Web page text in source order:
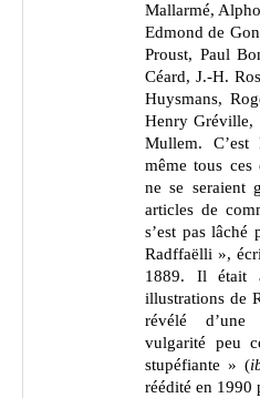
Mallarmé,
Edmond de
Proust, Paul
Céard, J.-H.
Huysmans,
Henry Gréville,
Mullem.
même tous
ne se seraient
articles de
s’est pas lâché
Radffaëlli »,
1889. Il était
illustrations de
révélé d’une
vulgarité peu
stupéfiante » (
réédité en 1990